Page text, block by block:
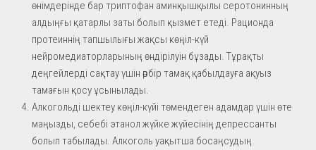
өнімдерінде бар триптофан аминқышқылы серотонинның
алдыңғы қатарлы заты болып қызмет етеді. Рационда
протеиннің тапшылығы жақсы көңіл-күй
нейромедиаторларының өндірілуін бұзады. Тұрақты
деңгейлерді сақтау үшін әрбір тамақ қабылдауға ақуыз
тамағын қосу ұсынылады.
Алкогольді шектеу көңіл-күйі төмендеген адамдар үшін өте
маңызды, себебі этанол жүйке жүйесінің депрессанты
болып табылады. Алкоголь уақытша босаңсудың